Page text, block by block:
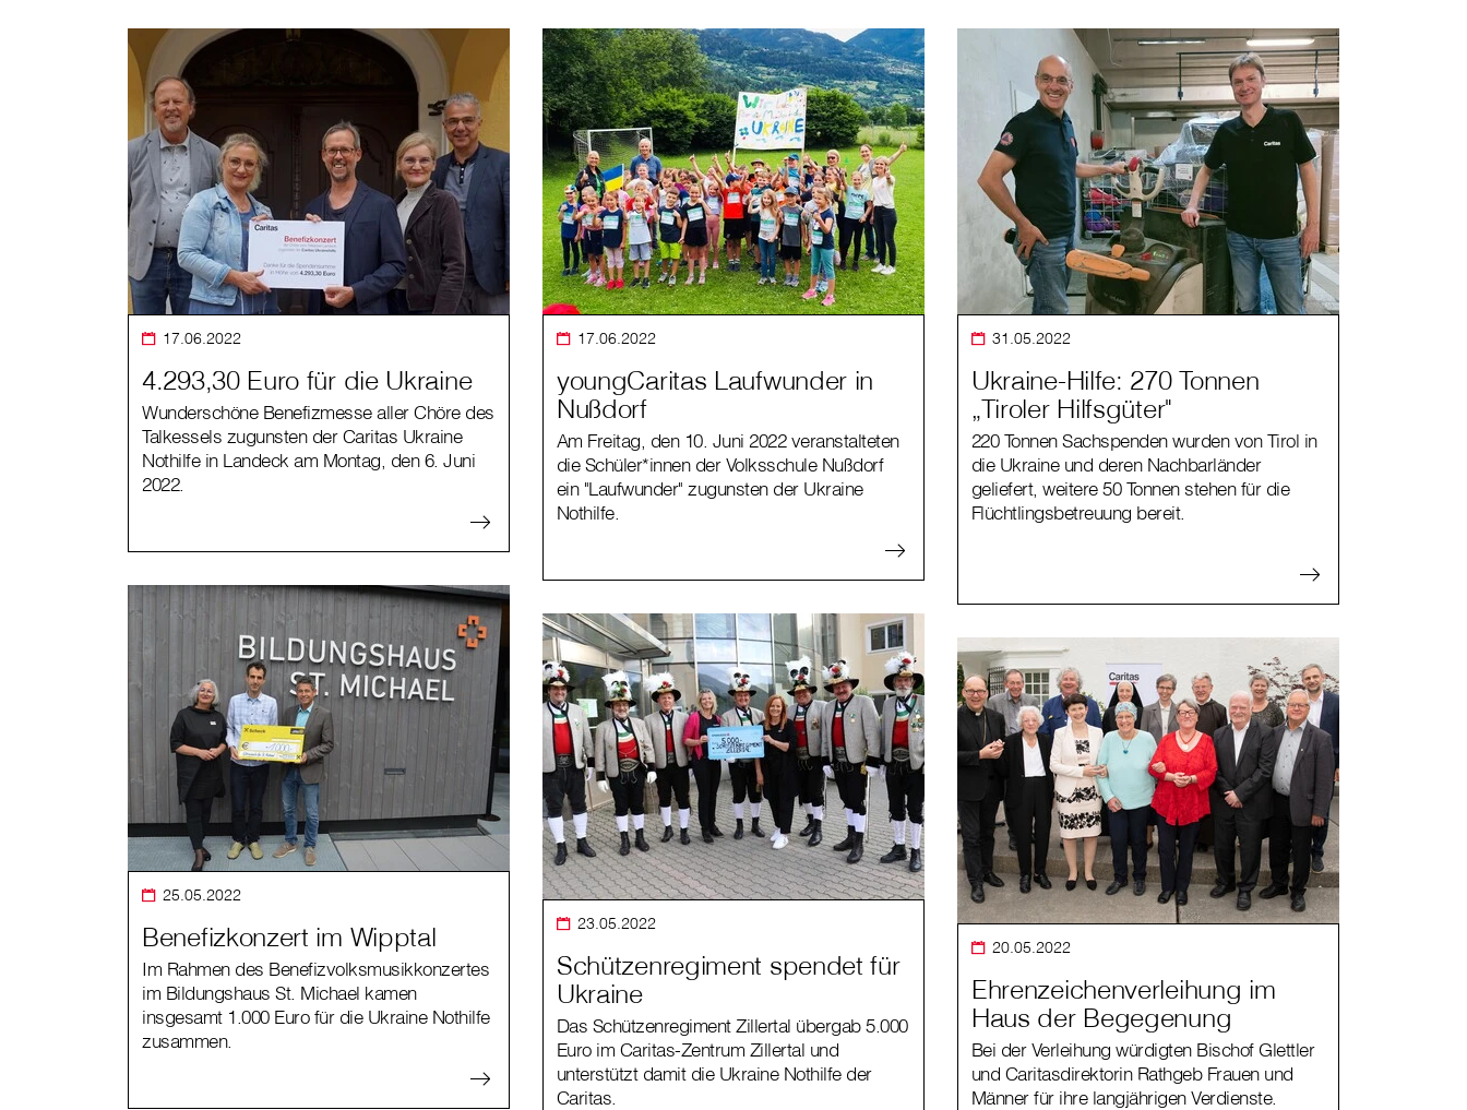
17.06.2022
4.293,30 Euro für die Ukraine
Wunderschöne Benefizmesse aller Chöre des
Talkessels zugunsten der Caritas Ukraine
Nothilfe in Landeck am Montag, den 6. Juni
2022.
17.06.2022
youngCaritas Laufwunder in
Nußdorf
Am Freitag, den 10. Juni 2022 veranstalteten
die Schüler*innen der Volksschule Nußdorf
ein "Laufwunder" zugunsten der Ukraine
Nothilfe.
31.05.2022
Ukraine-Hilfe: 270 Tonnen
„Tiroler Hilfsgüter"
220 Tonnen Sachspenden wurden von Tirol in
die Ukraine und deren Nachbarländer
geliefert, weitere 50 Tonnen stehen für die
Flüchtlingsbetreuung bereit.
25.05.2022
Benefizkonzert im Wipptal
Im Rahmen des Benefizvolksmusikkonzertes
im Bildungshaus St. Michael kamen
insgesamt 1.000 Euro für die Ukraine Nothilfe
zusammen.
23.05.2022
Schützenregiment spendet für
Ukraine
Das Schützenregiment Zillertal übergab 5.000
Euro im Caritas-Zentrum Zillertal und
unterstützt damit die Ukraine Nothilfe der
Caritas.
20.05.2022
Ehrenzeichenverleihung im
Haus der Begegenung
Bei der Verleihung würdigten Bischof Glettler
und Caritasdirektorin Rathgeb Frauen und
Männer für ihre langjährigen Verdienste.